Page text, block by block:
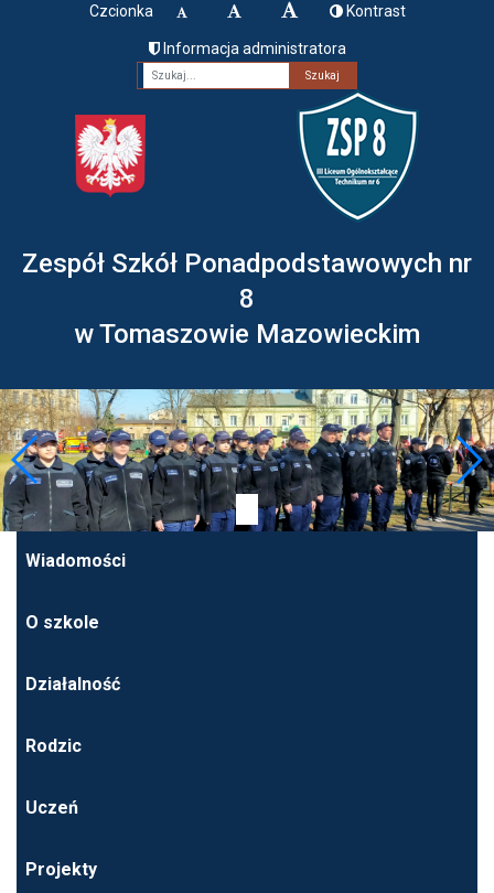
Czcionka Kontrast
Informacja administratora
Fraza
Zespół Szkół Ponadpodstawowych nr
8
w Tomaszowie Mazowieckim
Wiadomości
O szkole
Działalność
Rodzic
Uczeń
Projekty